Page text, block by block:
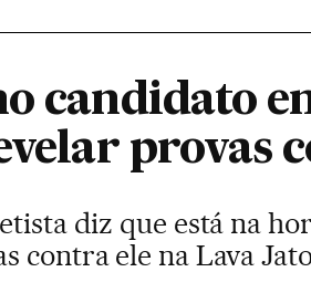
candidato
provas
diz que está na
contra ele na Lava